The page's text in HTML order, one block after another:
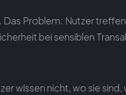
Problem: Nutzer
bei sensiblen
wissen nicht, wo sie